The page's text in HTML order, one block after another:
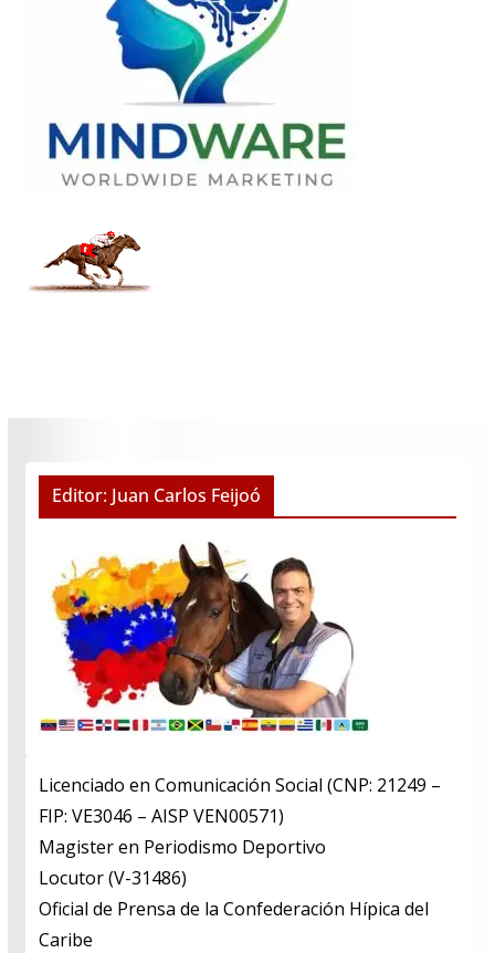
Editor: Juan Carlos Feijoó
Licenciado en Comunicación Social (CNP: 21249 –
FIP: VE3046 – AISP VEN00571)
​Magister en Periodismo Deportivo
​Locutor (V-31486)
​Oficial de Prensa de la Confederación Hípica del
Caribe